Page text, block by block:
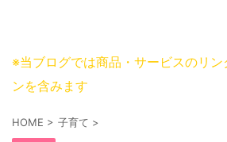
※当ブログでは商品・サービスのリン
ンを含みます
HOME > 子育て >